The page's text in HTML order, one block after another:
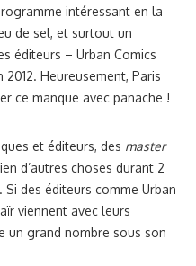
intéressant en la
de sel, et surtout un
éditeurs – Urban Comics
2012. Heureusement, Paris
ce manque avec panache !
et éditeurs, des master
d’autres choses durant 2
Si des éditeurs comme Urban
viennent avec leurs
un grand nombre sous son